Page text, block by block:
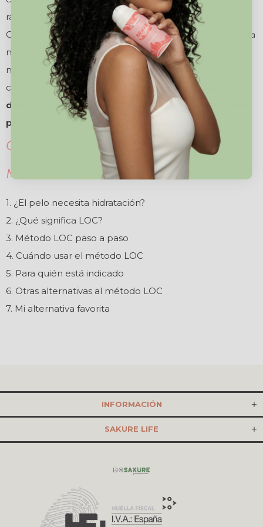
rápido.
Con esta técnica conseguía sellarlo y que se mantuviera
más días hidratado, y que esa sensación aguantara
mínimo 2 días. A día de hoy uso una alternativa que te
contaré al final del ebook.
Si tienes el pelo poroso,
dañado, pierdes la hidratación rápido, esta técnica
puede ayudarte y te la explico paso a paso.
QUE INCLUYE EL EBOOK DEL
MÉTODO LOC
1. ¿El pelo necesita hidratación?
2. ¿Qué significa LOC?
3. Método LOC paso a paso
4. Cuándo usar el método LOC
5. Para quién está indicado
6. Otras alternativas al método LOC
7. Mi alternativa favorita
INFORMACIÓN
SAKURE LIFE